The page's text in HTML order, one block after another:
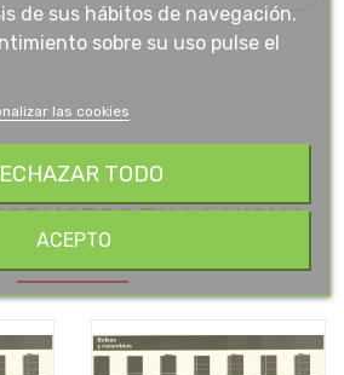
EN LA MISMA
CATEGORÍA:
de sus hábitos de navegación.
sobre su uso pulse el
las cookies
TODO
ACEPTO